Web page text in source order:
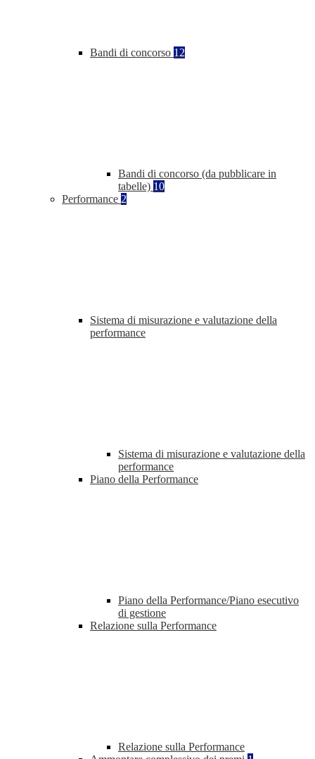
Bandi di concorso 12
Bandi di concorso (da pubblicare in
tabelle) 10
Performance 2
Sistema di misurazione e valutazione della
performance
Sistema di misurazione e valutazione della
performance
Piano della Performance
Piano della Performance/Piano esecutivo
di gestione
Relazione sulla Performance
Relazione sulla Performance